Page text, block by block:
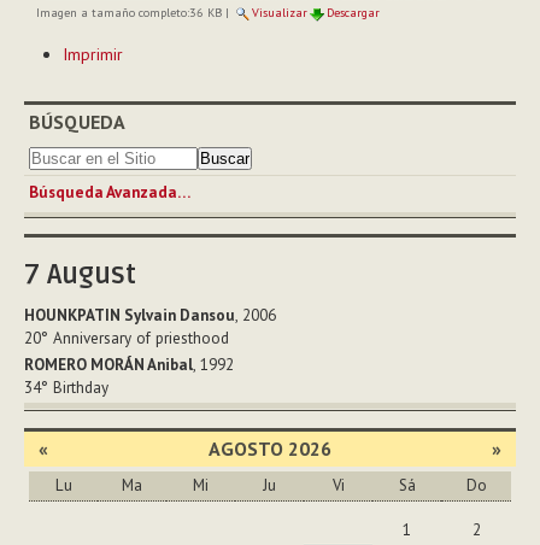
Imagen a tamaño completo:36 KB| Visualizar Descargar
de
Imprimir
BÚSQUEDA
Búsqueda Avanzada…
7 August
HOUNKPATIN Sylvain Dansou, 2006
20° Anniversary of priesthood
ROMERO MORÁN Anibal, 1992
34° Birthday
« AGOSTO 2026 »
Lu Ma Mi Ju Vi Sá Do
1
2